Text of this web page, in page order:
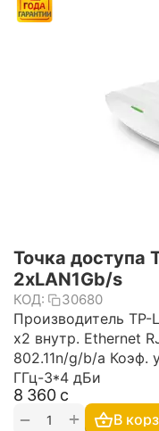
Точка доступа
2xLAN1Gb/s
КОД: 30680
Производитель
х2 внутр. Ethernet
802.11n/g/b/a Коэф.
ГГц-3*4 дБи
8 360 с
+
− В